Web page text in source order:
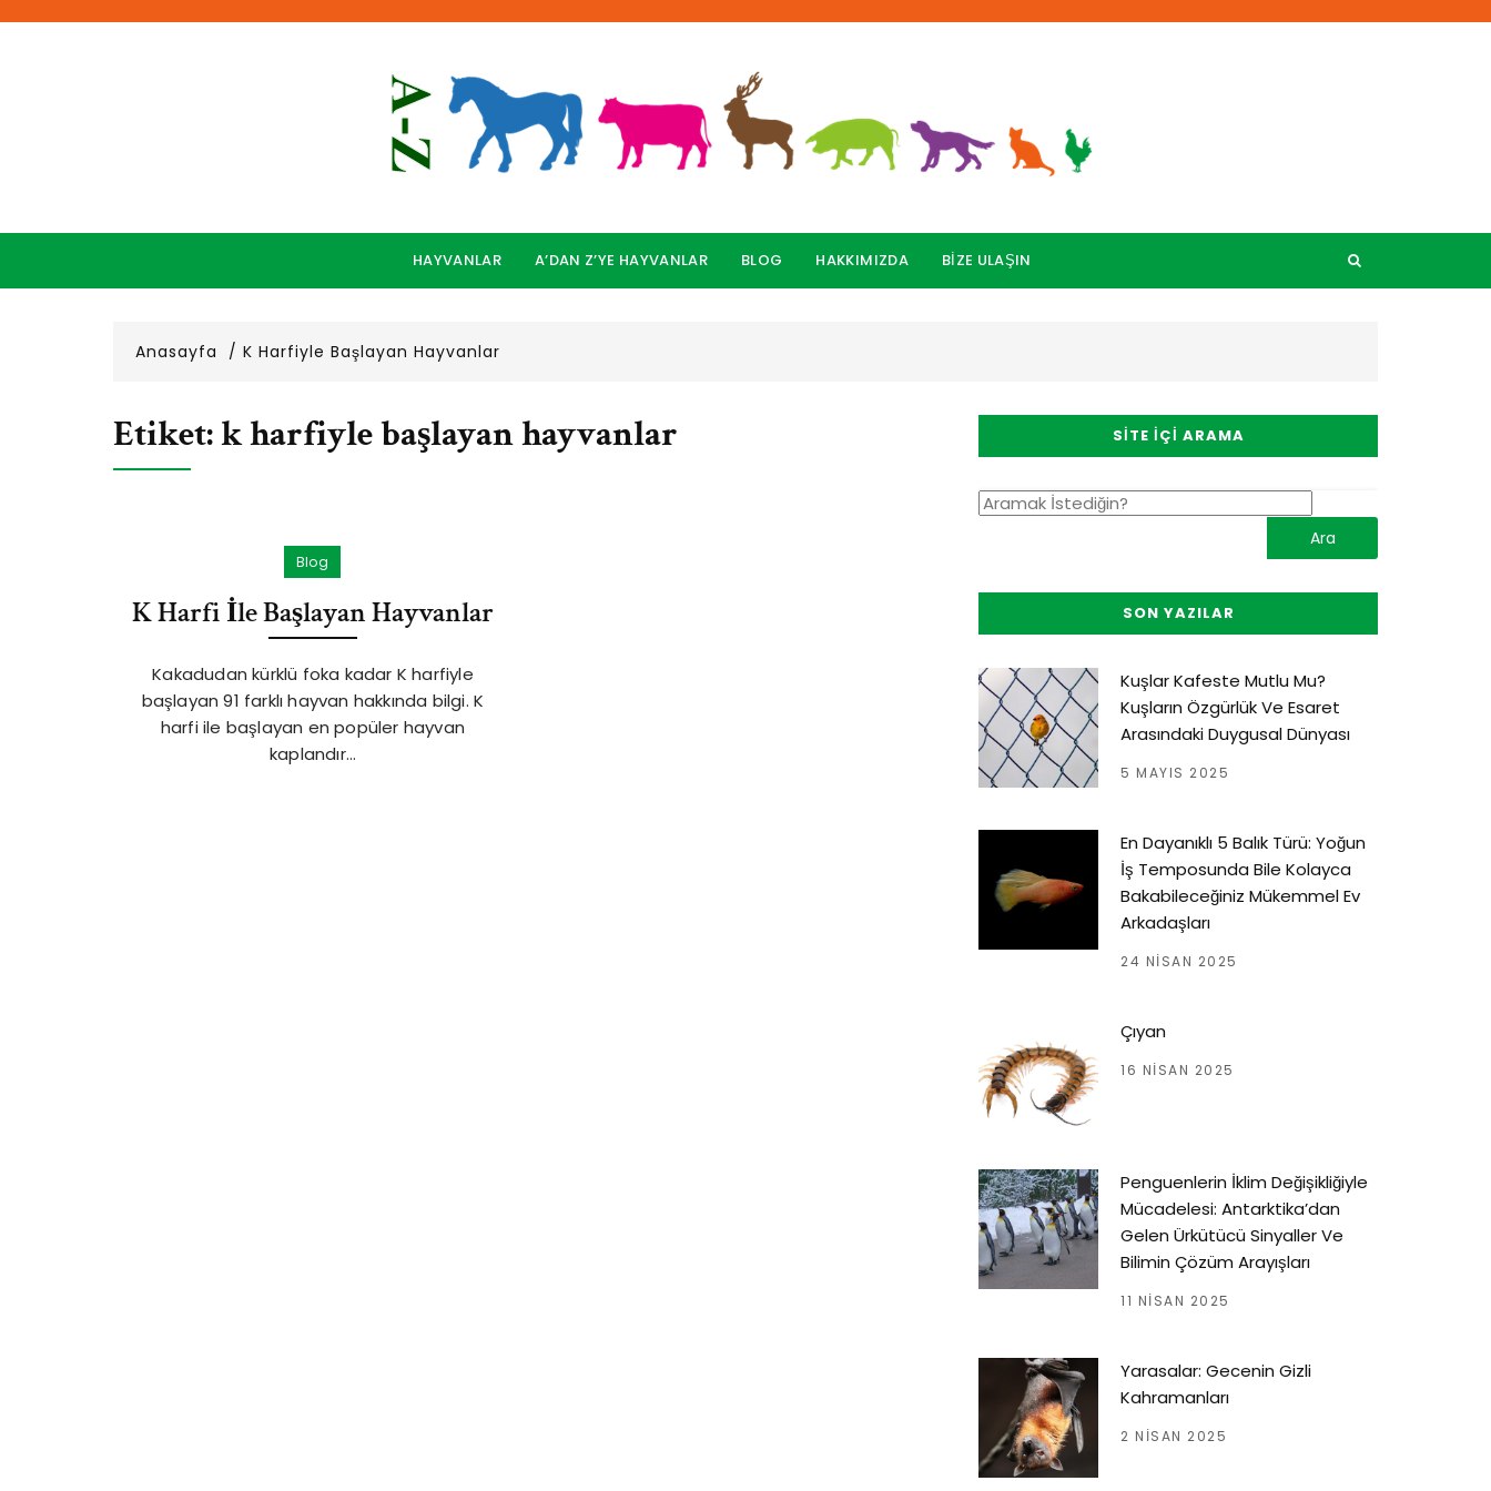
HAYVANLAR A’DAN Z’YE HAYVANLAR BLOG HAKKIMIZDA BİZE ULAŞIN
Anasayfa K Harfiyle Başlayan Hayvanlar
Etiket:k harfiyle başlayan hayvanlar
Blog
K Harfi İle Başlayan Hayvanlar
Kakadudan kürklü foka kadar K harfiyle
başlayan 91 farklı hayvan hakkında bilgi. K
harfi ile başlayan en popüler hayvan
kaplandır…
SITE İÇI ARAMA
SON YAZILAR
Kuşlar Kafeste Mutlu Mu?
Kuşların Özgürlük Ve Esaret
Arasındaki Duygusal Dünyası
5 MAYIS 2025
En Dayanıklı 5 Balık Türü: Yoğun
İş Temposunda Bile Kolayca
Bakabileceğiniz Mükemmel Ev
Arkadaşları
24 NISAN 2025
Çıyan
16 NISAN 2025
Penguenlerin İklim Değişikliğiyle
Mücadelesi: Antarktika’dan
Gelen Ürkütücü Sinyaller Ve
Bilimin Çözüm Arayışları
11 NISAN 2025
Yarasalar: Gecenin Gizli
Kahramanları
2 NISAN 2025